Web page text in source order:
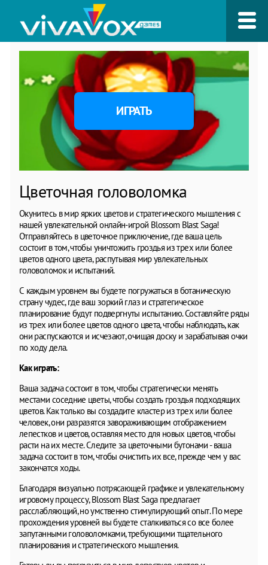
ИГРАТЬ
Цветочная головоломка
Окунитесь в мир ярких цветов и стратегического мышления с
нашей увлекательной онлайн-игрой Blossom Blast Saga!
Отправляйтесь в цветочное приключение, где ваша цель
состоит в том, чтобы уничтожить гроздья из трех или более
цветов одного цвета, распутывая мир увлекательных
головоломок и испытаний.
С каждым уровнем вы будете погружаться в ботаническую
страну чудес, где ваш зоркий глаз и стратегическое
планирование будут подвергнуты испытанию. Составляйте ряды
из трех или более цветов одного цвета, чтобы наблюдать, как
они распускаются и исчезают, очищая доску и зарабатывая очки
по ходу дела.
Как играть:
Ваша задача состоит в том, чтобы стратегически менять
местами соседние цветы, чтобы создать гроздья подходящих
цветов. Как только вы создадите кластер из трех или более
человек, они разразятся завораживающим отображением
лепестков и цветов, оставляя место для новых цветов, чтобы
расти на их месте. Следите за цветочными бутонами - ваша
задача состоит в том, чтобы очистить их все, прежде чем у вас
закончатся ходы.
Благодаря визуально потрясающей графике и увлекательному
игровому процессу, Blossom Blast Saga предлагает
расслабляющий, но умственно стимулирующий опыт. По мере
прохождения уровней вы будете сталкиваться со все более
запутанными головоломками, требующими тщательного
планирования и стратегического мышления.